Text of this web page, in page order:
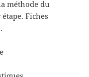
méthode du
Fiches